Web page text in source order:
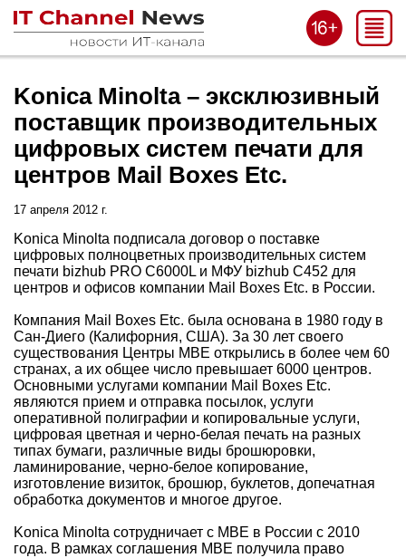
Konica Minolta – эксклюзивный
поставщик производительных
цифровых систем печати для
центров Mail Boxes Etc.
17 апреля 2012 г.
Konica Minolta подписала договор о поставке
цифровых полноцветных производительных систем
печати bizhub PRO C6000L и МФУ bizhub С452 для
центров и офисов компании Mail Boxes Etc. в России.
Компания Mail Boxes Etc. была основана в 1980 году в
Сан-Диего (Калифорния, США). За 30 лет своего
существования Центры MBE открылись в более чем 60
странах, а их общее число превышает 6000 центров.
Основными услугами компании Mail Boxes Etc.
являются прием и отправка посылок, услуги
оперативной полиграфии и копировальные услуги,
цифровая цветная и черно-белая печать на разных
типах бумаги, различные виды брошюровки,
ламинирование, черно-белое копирование,
изготовление визиток, брошюр, буклетов, допечатная
обработка документов и многое другое.
Konica Minolta сотрудничает с МВЕ в России с 2010
года. В рамках соглашения MBE получила право